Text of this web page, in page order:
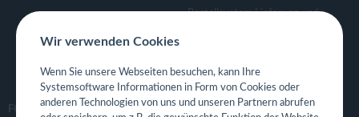
Bestellsystem Lieferung und
Eigene App für Restaurant
FOLGE UNS
Wir verwenden Cookies
Wenn Sie unsere Webseiten besuchen, kann Ihre
Systemsoftware Informationen in Form von Cookies oder
anderen Technologien von uns und unseren Partnern abrufen